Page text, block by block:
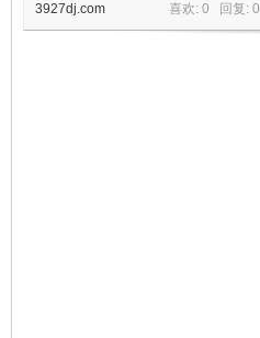
喜欢: 0 回复: 0
3927dj.com